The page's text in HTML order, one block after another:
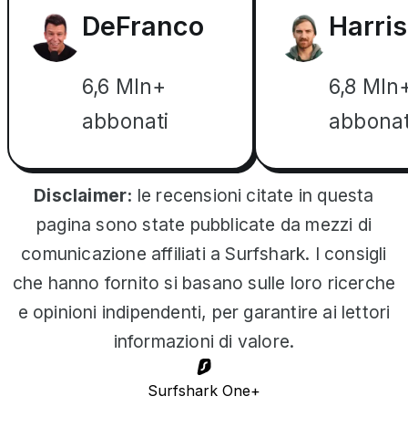
DeFranco
6,6 Mln+
abbonati
Harris
6,8
Disclaimer: le recensioni citate in questa
pagina sono state pubblicate da mezzi di
comunicazione affiliati a Surfshark. I consigli
che hanno fornito si basano sulle loro ricerche
e opinioni indipendenti, per garantire ai lettori
informazioni di valore.
Surfshark One+